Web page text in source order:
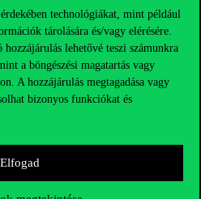
technológiákat, mint például
tárolására és/vagy elérésére.
lehetővé teszi számunkra
a böngészési magatartás vagy
A hozzájárulás megtagadása vagy
bizonyos funkciókat és
Elfogad
során akár 110 millió forintnyi
végzettek” – hangsúlyozta a
és külföldön
későbbi szakmai karrierjében is
kapcsolatrendszer,